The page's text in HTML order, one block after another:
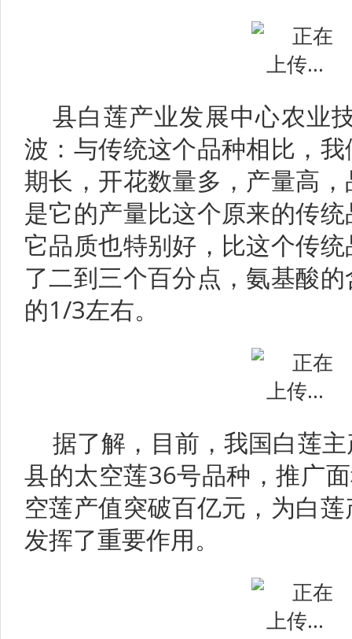
县白莲产业发展中心农业
波：与传统这个品种相比，
期长，开花数量多，产量高
是它的产量比这个原来的传
它品质也特别好，比这个传
了二到三个百分点，氨基酸
的1/3左右。
据了解，目前，我国白莲
县的太空莲36号品种，推广
空莲产值突破百亿元，为白
发挥了重要作用。